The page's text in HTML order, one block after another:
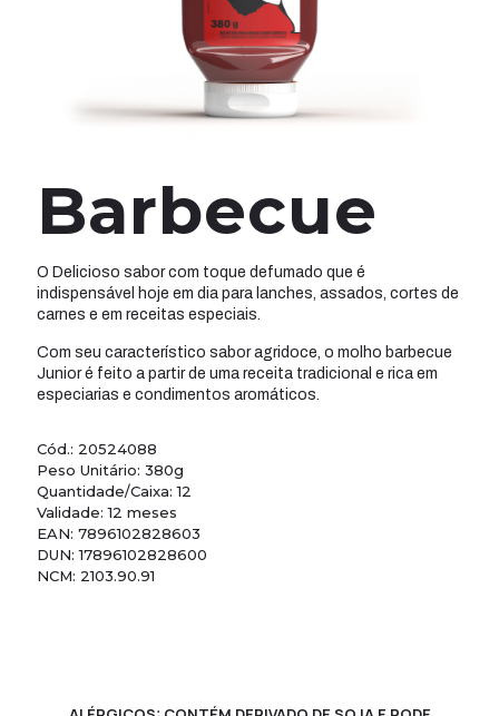
Barbecue
O Delicioso sabor com toque defumado que é
indispensável hoje em dia para lanches, assados, cortes de
carnes e em receitas especiais.
Com seu característico sabor agridoce, o molho barbecue
Junior é feito a partir de uma receita tradicional e rica em
especiarias e condimentos aromáticos.
Cód.: 20524088
Peso Unitário: 380g
Quantidade/Caixa: 12
Validade: 12 meses
EAN: 7896102828603
DUN:17896102828600
NCM: 2103.90.91